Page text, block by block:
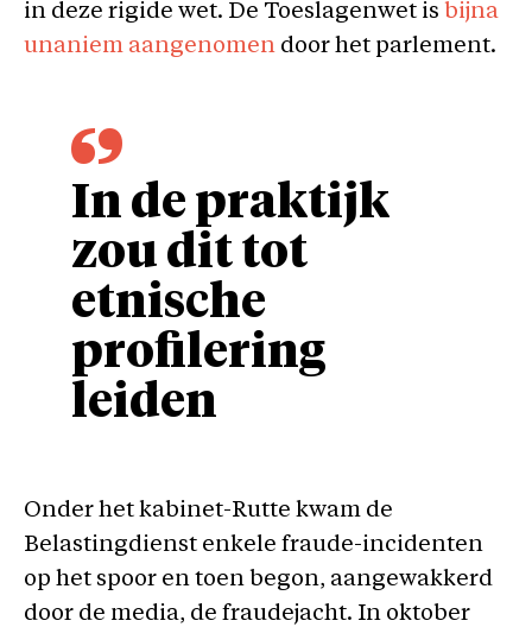
in deze rigide wet. De Toeslagenwet is bijna
unaniem aangenomen door het parlement.
In de praktijk
zou dit tot
etnische
profilering
leiden
Onder het kabinet-Rutte kwam de
Belastingdienst enkele fraude-incidenten
op het spoor en toen begon, aangewakkerd
door de media, de fraudejacht. In oktober